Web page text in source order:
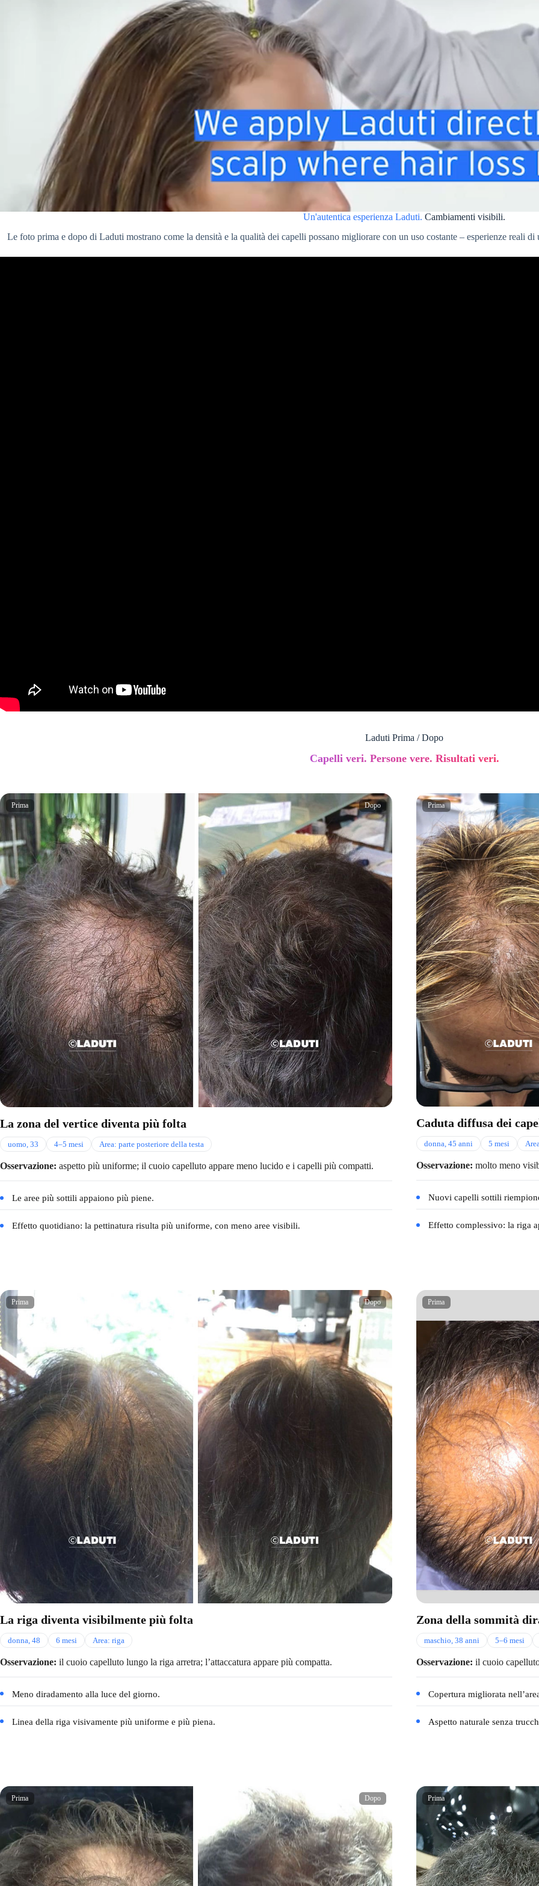
Un'autentica esperienza Laduti. Cambiamenti visibili.
Le foto prima e dopo di Laduti mostrano come la densità e la qualità dei capelli possano migliorare con un uso costante – esperienze reali
Laduti Prima / Dopo
Capelli veri. Persone vere. Risultati veri.
Prima Dopo
La zona del vertice diventa più folta
uomo, 33 4–5 mesi Area: parte posteriore della testa
Osservazione: aspetto più uniforme; il cuoio capelluto appare meno lucido e i capelli più compatti.
Le aree più sottili appaiono più piene.
Effetto quotidiano: la pettinatura risulta più uniforme, con meno aree visibili.
Prima
Caduta diffusa dei
donna, 45 anni 5 mesi
Osservazione: molto meno
Nuovi capelli sottili
Effetto complessivo: la riga
Prima Dopo
La riga diventa visibilmente più folta
donna, 48 6 mesi Area: riga
Osservazione: il cuoio capelluto lungo la riga arretra; l’attaccatura appare più compatta.
Meno diradamento alla luce del giorno.
Linea della riga visivamente più uniforme e più piena.
Prima
Zona della sommità
maschio, 38 anni 5–6 mesi
Osservazione: il cuoio
Copertura migliorata
Aspetto naturale senza
Prima Dopo Prima